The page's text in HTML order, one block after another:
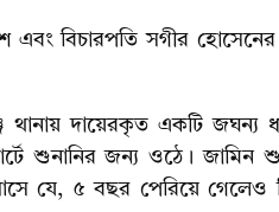
বিচারপতি সগীর হোসেনের
থানায় দায়েরকৃত একটি জঘন্য
জন্য ওঠে। জামিন
যে, ৫ বছর পেরিয়ে গেলেও